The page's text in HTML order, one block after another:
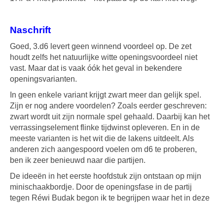
Naschrift
Goed, 3.d6 levert geen winnend voordeel op. De zet
houdt zelfs het natuurlijke witte openingsvoordeel niet
vast. Maar dat is vaak óók het geval in bekendere
openingsvarianten.
In geen enkele variant krijgt zwart meer dan gelijk spel.
Zijn er nog andere voordelen? Zoals eerder geschreven:
zwart wordt uit zijn normale spel gehaald. Daarbij kan het
verrassingselement flinke tijdwinst opleveren. En in de
meeste varianten is het wit die de lakens uitdeelt. Als
anderen zich aangespoord voelen om d6 te proberen,
ben ik zeer benieuwd naar die partijen.
De ideeën in het eerste hoofdstuk zijn ontstaan op mijn
minischaakbordje. Door de openingsfase in de partij
tegen Réwi Budak begon ik te begrijpen waar het in deze